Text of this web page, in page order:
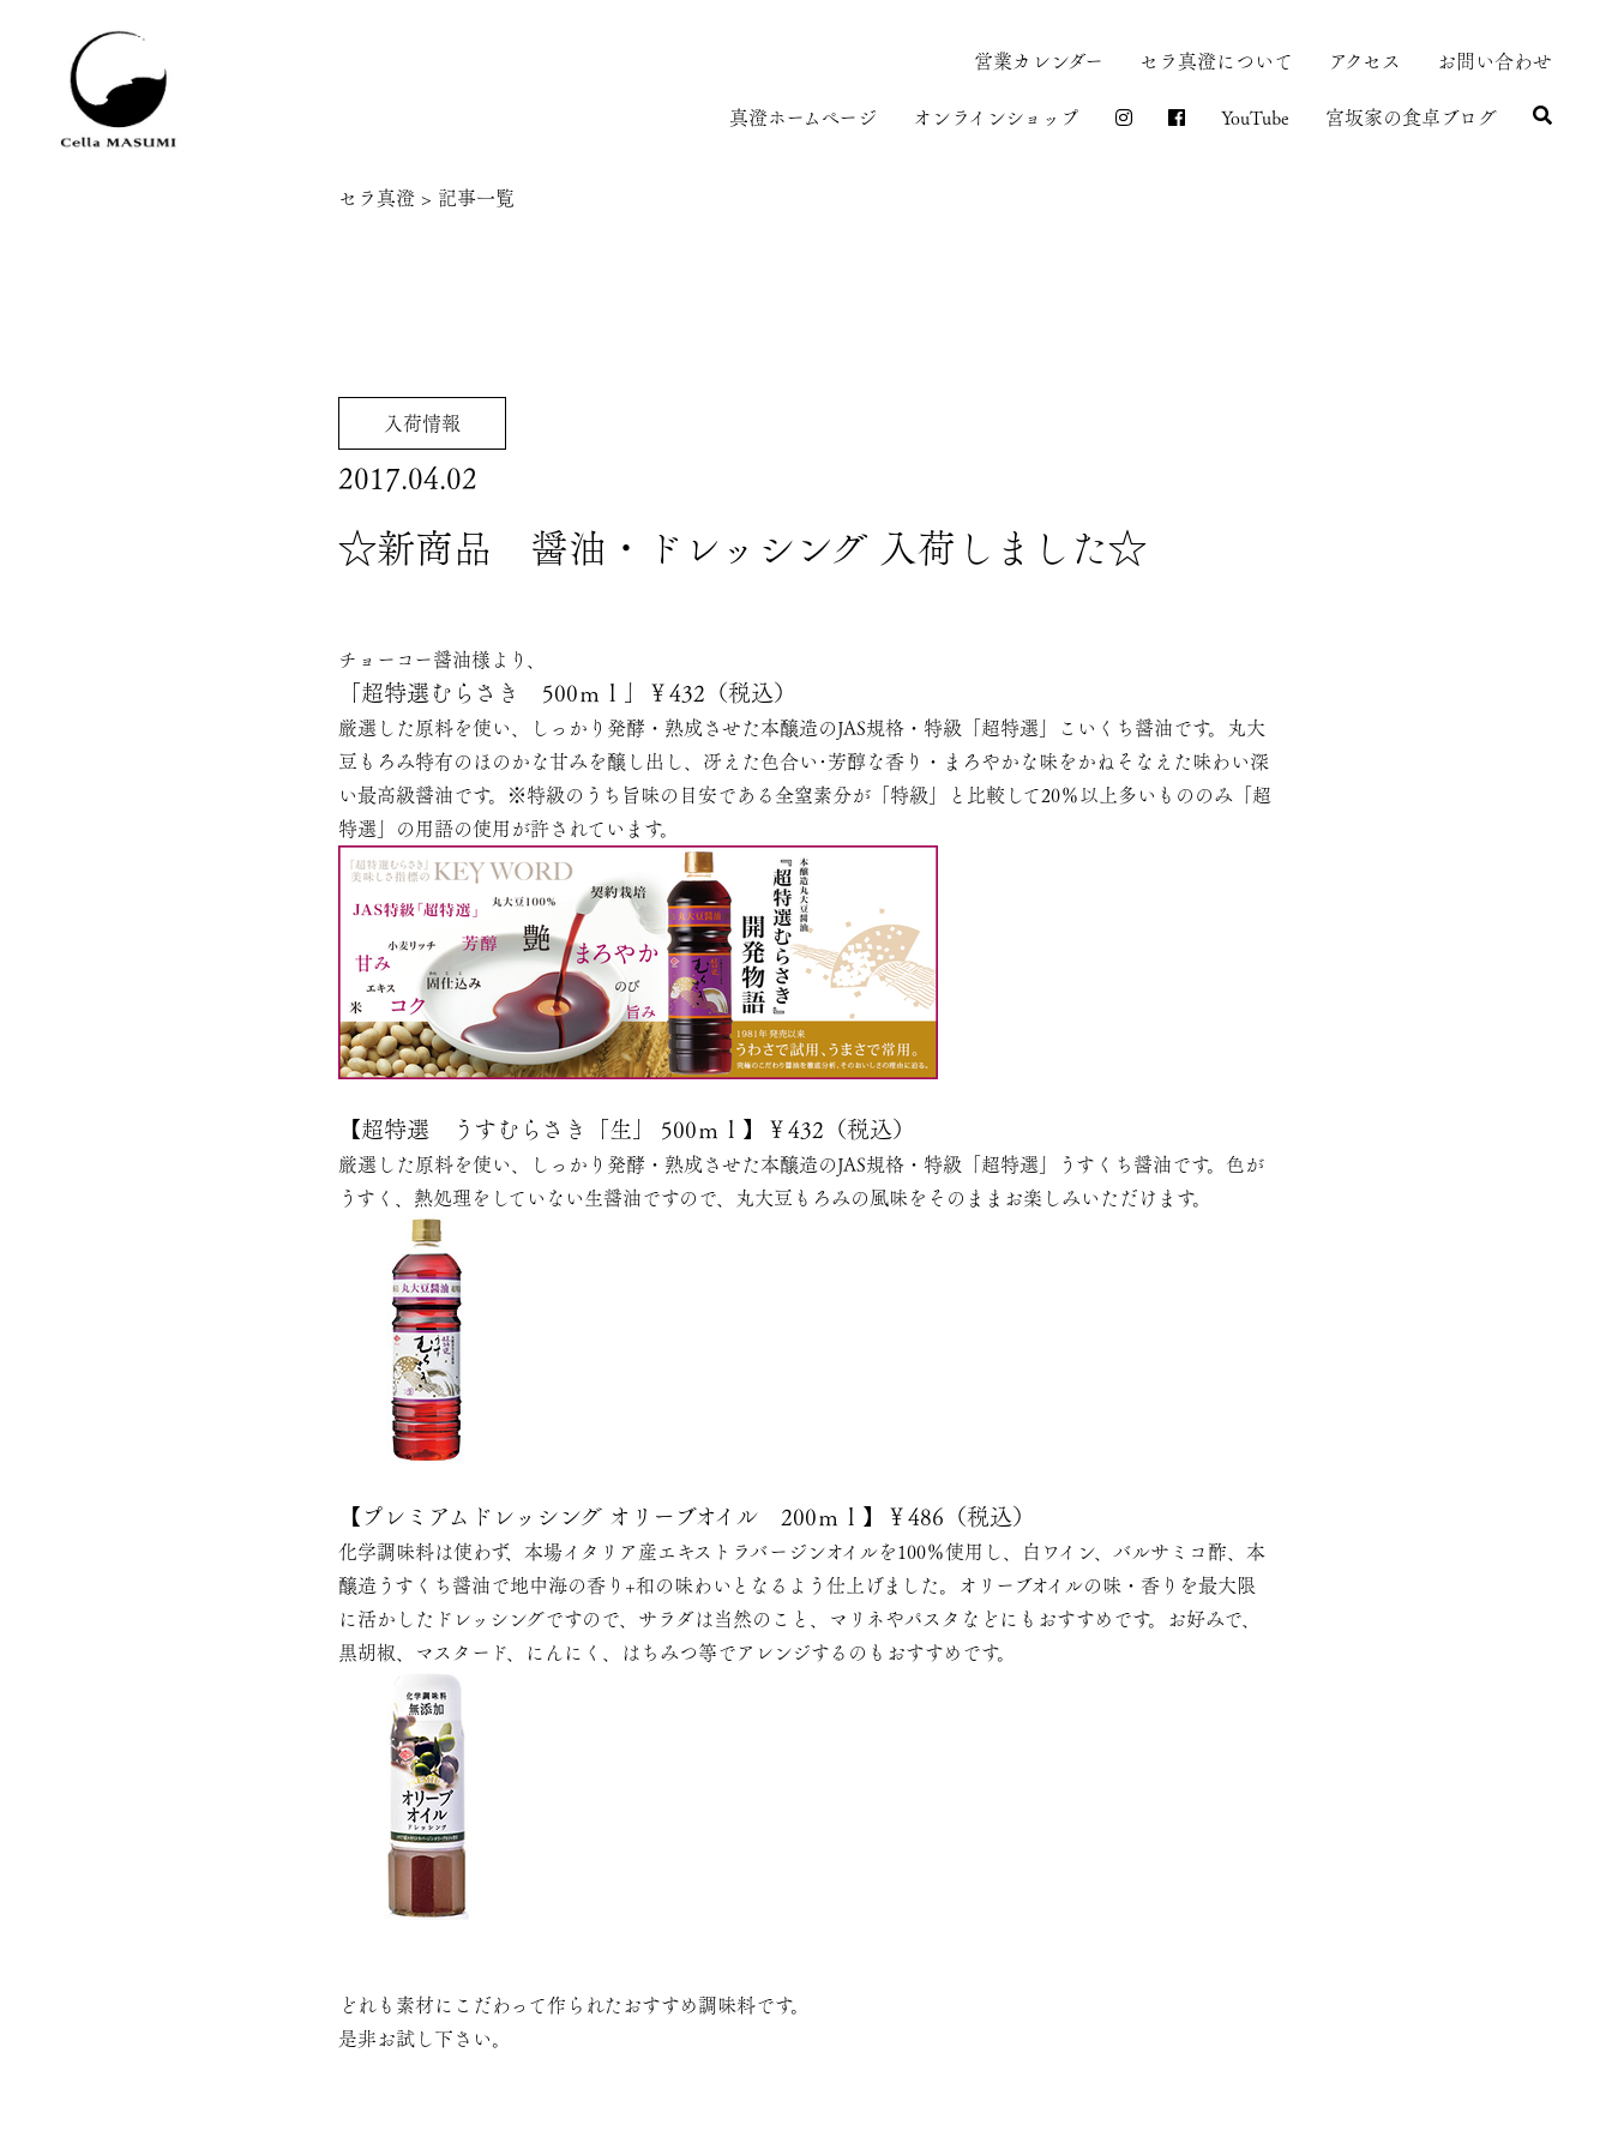
営業カレンダー セラ真澄について アクセス お問い合わせ
真澄ホームページ オンラインショップ YouTube 宮坂家の食卓ブログ
セラ真澄 > 記事一覧
入荷情報
2017.04.02
☆新商品 醤油・ドレッシング 入荷しました☆
チョーコー醤油様より、
「超特選むらさき 500ｍｌ」￥432（税込）
厳選した原料を使い、しっかり発酵・熟成させた本醸造のJAS規格・特級「超特選」こいくち醤油です。丸大
豆もろみ特有のほのかな甘みを醸し出し、冴えた色合い･芳醇な香り・まろやかな味をかねそなえた味わい深
い最高級醤油です。※特級のうち旨味の目安である全窒素分が「特級」と比較して20％以上多いもののみ「超
特選」の用語の使用が許されています。
【超特選 うすむらさき「生」 500ｍｌ】￥432（税込）
厳選した原料を使い、しっかり発酵・熟成させた本醸造のJAS規格・特級「超特選」うすくち醤油です。色が
うすく、熱処理をしていない生醤油ですので、丸大豆もろみの風味をそのままお楽しみいただけます。
【プレミアムドレッシング オリーブオイル 200ｍｌ】￥486（税込）
化学調味料は使わず、本場イタリア産エキストラバージンオイルを100％使用し、白ワイン、バルサミコ酢、本
醸造うすくち醤油で地中海の香り+和の味わいとなるよう仕上げました。オリーブオイルの味・香りを最大限
に活かしたドレッシングですので、サラダは当然のこと、マリネやパスタなどにもおすすめです。お好みで、
黒胡椒、マスタード、にんにく、はちみつ等でアレンジするのもおすすめです。
どれも素材にこだわって作られたおすすめ調味料です。
是非お試し下さい。